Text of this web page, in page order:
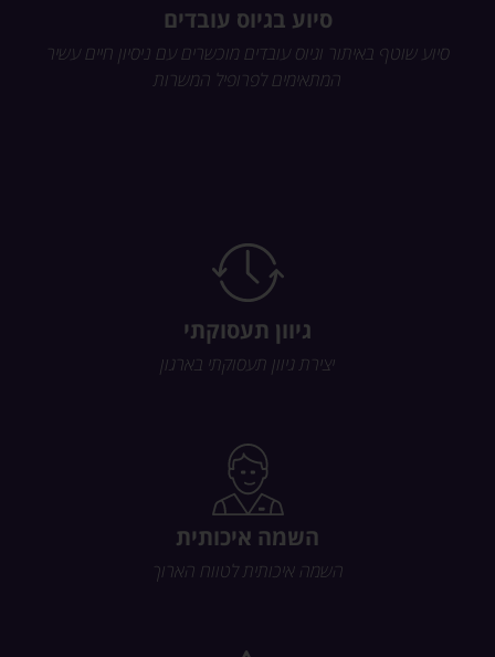
סיוע בגיוס עובדים
סיוע שוטף באיתור וגיוס עובדים מוכשרים עם ניסיון חיים עשיר
המתאימים לפרופיל המשרות​
גיוון תעסוקתי
יצירת גיוון תעסוקתי בארגון
השמה איכותית
השמה איכותית לטווח הארוך